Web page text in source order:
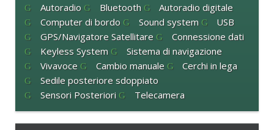
Autoradio
Bluetooth
Autoradio digitale
Computer di bordo
Sound system
USB
GPS/Navigatore Satellitare
Connessione dati
Keyless System
Sistema di navigazione
Vivavoce
Cambio manuale
Cerchi in lega
Sedile posteriore sdoppiato
Sensori Posteriori
Telecamera